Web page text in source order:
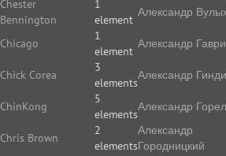
Chester
Bennington
1
element
Chicago
1
element
Chick Corea
3
elements
ChinKong
5
elements
Chris Brown
2
elements
Александр
Александр
Александр
Александр
Александр
Городницкий